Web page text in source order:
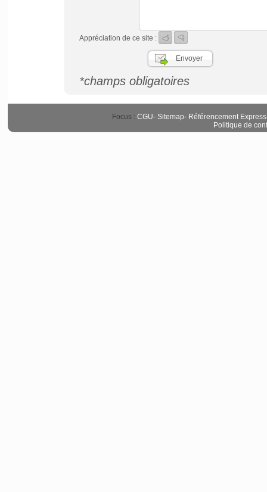
Appréciation de ce site :
*champs obligatoires
Focus : CGU- Sitemap- Référencement Express
Politique de